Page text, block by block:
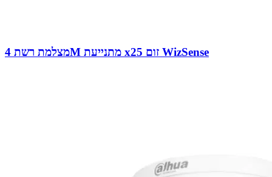
מצלמת רשת 4M מתנייעת x25 זום WizSense